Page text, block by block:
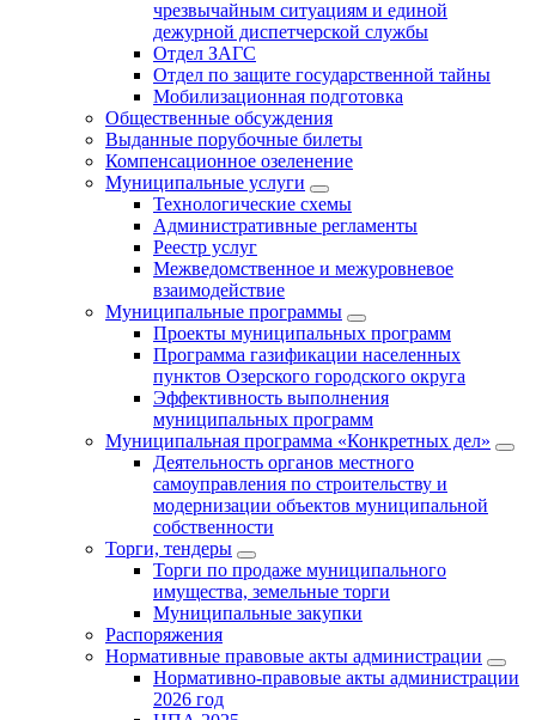
чрезвычайным ситуациям и единой
дежурной диспетчерской службы
Отдел ЗАГС
Отдел по защите государственной тайны
Мобилизационная подготовка
Общественные обсуждения
Выданные порубочные билеты
Компенсационное озеленение
Муниципальные услуги
Технологические схемы
Административные регламенты
Реестр услуг
Межведомственное и межуровневое
взаимодействие
Муниципальные программы
Проекты муниципальных программ
Программа газификации населенных
пунктов Озерского городского округа
Эффективность выполнения
муниципальных программ
Муниципальная программа «Конкретных дел»
Деятельность органов местного
самоуправления по строительству и
модернизации объектов муниципальной
собственности
Торги, тендеры
Торги по продаже муниципального
имущества, земельные торги
Муниципальные закупки
Распоряжения
Нормативные правовые акты администрации
Нормативно-правовые акты администрации
2026 год